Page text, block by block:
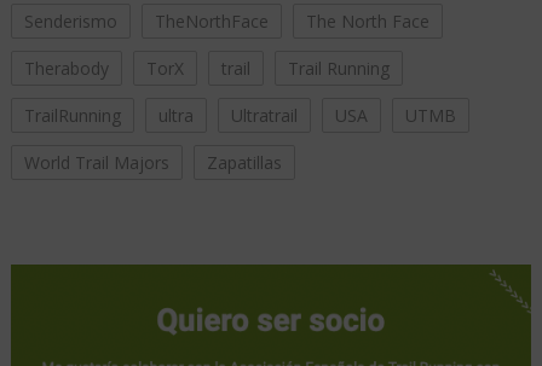
Senderismo TheNorthFace The North Face
Therabody TorX trail Trail Running
TrailRunning ultra Ultratrail USA UTMB
World Trail Majors Zapatillas